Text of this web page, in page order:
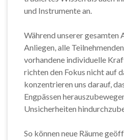
und Instrumente an.
Während unserer gesamten
Anliegen, alle
vorhandene individuelle
richten den Fokus nicht auf
konzentrieren uns darauf,
Engpässen
Unsicherheiten
So können neue Räume